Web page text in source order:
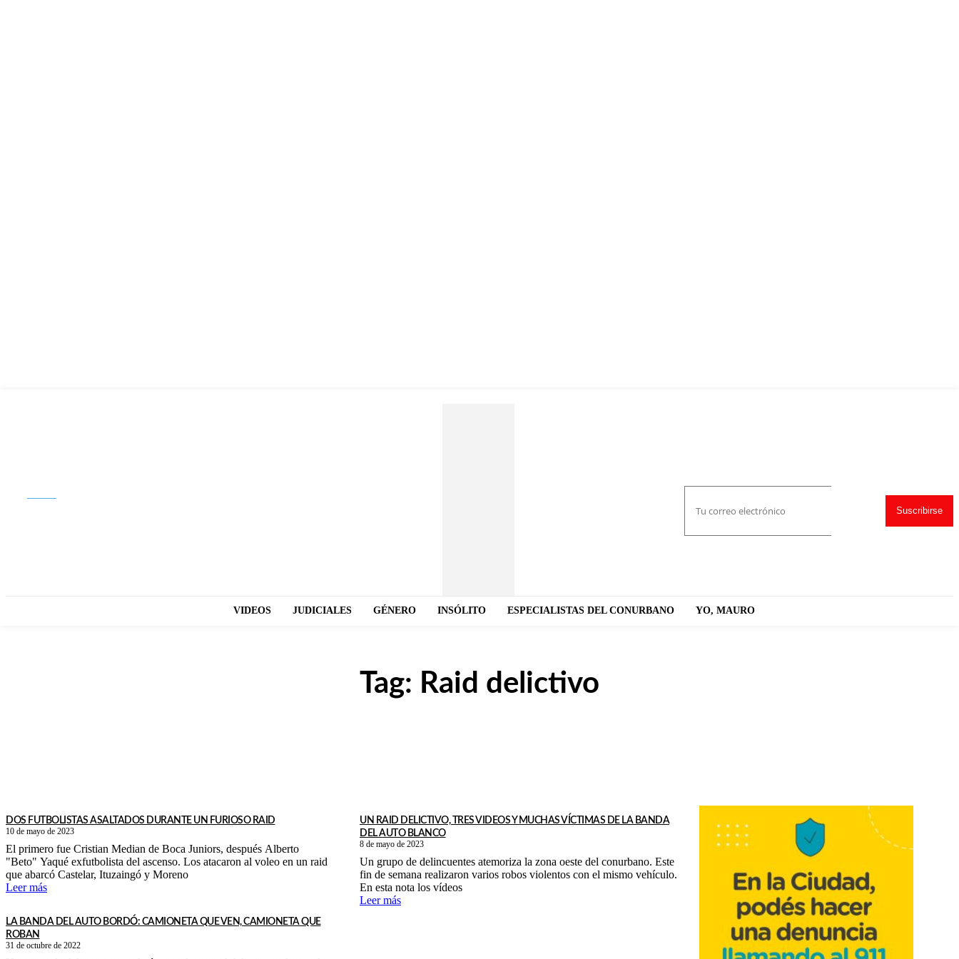
Suscribirse
VIDEOS JUDICIALES GÉNERO INSÓLITO ESPECIALISTAS DEL CONURBANO YO, MAURO
Tag: Raid delictivo
DOS FUTBOLISTAS ASALTADOS DURANTE UN FURIOSO RAID
10 de mayo de 2023
El primero fue Cristian Median de Boca Juniors, después Alberto
"Beto" Yaqué exfutbolista del ascenso. Los atacaron al voleo en un raid
que abarcó Castelar, Ituzaingó y Moreno
Leer más
UN RAID DELICTIVO, TRES VIDEOS Y MUCHAS VÍCTIMAS DE LA BANDA
DEL AUTO BLANCO
8 de mayo de 2023
Un grupo de delincuentes atemoriza la zona oeste del conurbano. Este
fin de semana realizaron varios robos violentos con el mismo vehículo.
En esta nota los vídeos
Leer más
LA BANDA DEL AUTO BORDÓ: CAMIONETA QUE VEN, CAMIONETA QUE
ROBAN
31 de octubre de 2022